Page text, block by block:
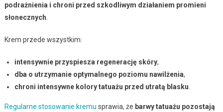
podrażnienia i chroni przed szkodliwym działaniem promieni
słonecznych
Krem przede wszystkim:
intensywnie przyspiesza regenerację skóry,
dba o utrzymanie optymalnego poziomu nawilżenia,
chroni intensywne kolory tatuażu przed utratą blasku
Regularne stosowanie kremu sprawia, że barwy tatuażu pozostają